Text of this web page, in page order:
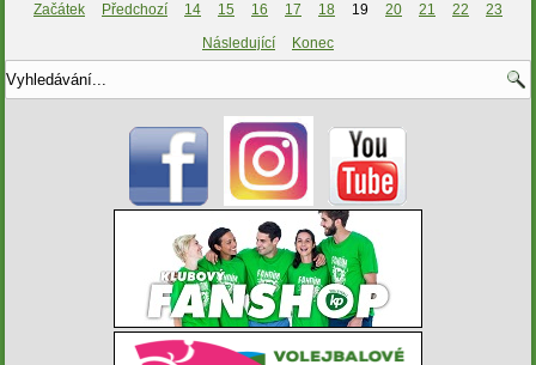
Začátek
Předchozí 14 15 16 17 18 19 20 21 22
23
Následující
Konec